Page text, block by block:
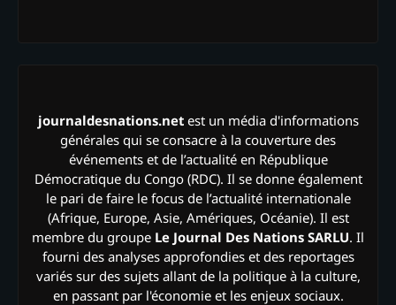
journaldesnations.netest un média d'informations
générales qui se consacre à la couverture des
événements et de l’actualité en République
Démocratique du Congo (RDC). Il se donne également
le pari de faire le focus de l’actualité internationale
(Afrique, Europe, Asie, Amériques, Océanie). Il est
membre du groupe Le Journal Des Nations SARLU. Il
fourni des analyses approfondies et des reportages
variés sur des sujets allant de la politique à la culture,
en passant par l'économie et les enjeux sociaux.